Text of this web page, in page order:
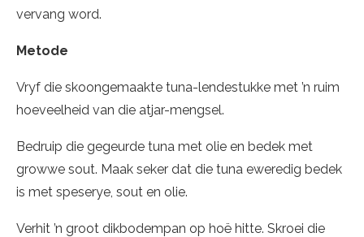
vervang word.
Metode
Vryf die skoongemaakte tuna-lendestukke met ’n ruim
hoeveelheid van die atjar-mengsel.
Bedruip die gegeurde tuna met olie en bedek met
growwe sout. Maak seker dat die tuna eweredig bedek
is met speserye, sout en olie.
Verhit ’n groot dikbodempan op hoë hitte. Skroei die